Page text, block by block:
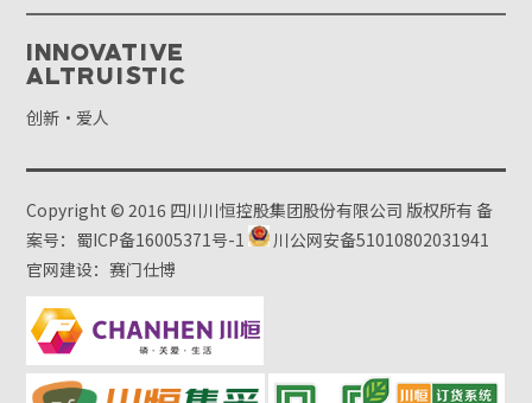
Innovative
Altruistic
创新·爱人
Copyright © 2016 四川川恒控股集团股份有限公司 版权所有备
案号：蜀ICP备16005371号-1
川公网安备51010802031941
官网建设：赛门仕博